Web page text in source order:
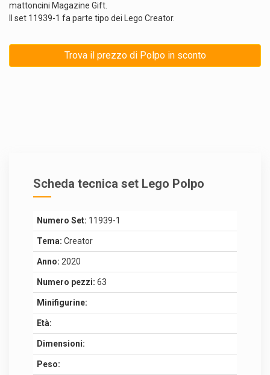
mattoncini Magazine Gift.
Il set 11939-1 fa parte tipo dei Lego Creator.
Trova il prezzo di Polpo in sconto
Scheda tecnica set Lego Polpo
Numero Set: 11939-1
Tema: Creator
Anno: 2020
Numero pezzi: 63
Minifigurine:
Età:
Dimensioni:
Peso: